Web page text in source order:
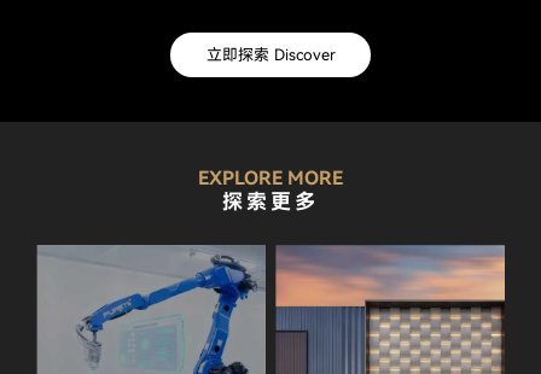
立即探索 Discover
EXPLORE MORE
探索更多